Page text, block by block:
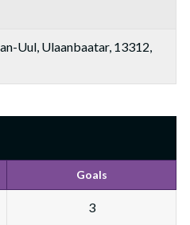
Uul, Ulaanbaatar, 13312,
Goals
3